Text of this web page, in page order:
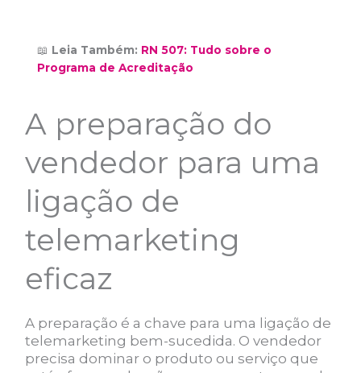
📖 Leia Também: RN 507: Tudo sobre o
Programa de Acreditação
A preparação do
vendedor para uma
ligação de
telemarketing
eficaz
A preparação é a chave para uma ligação de
telemarketing bem-sucedida. O vendedor
precisa dominar o produto ou serviço que